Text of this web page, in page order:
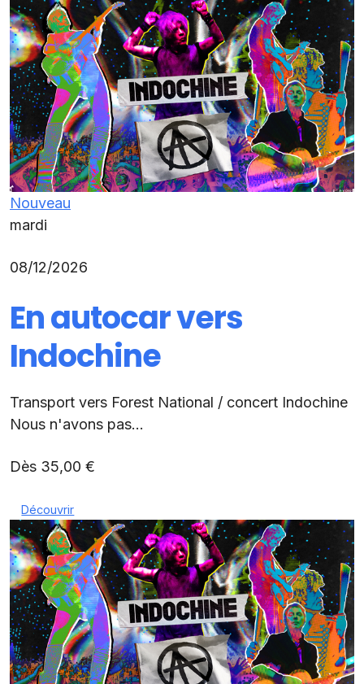
Nouveau
mardi
08/12/2026
En autocar vers
Indochine
Transport vers Forest National / concert Indochine
Nous n'avons pas...
Dès 35,00 €
Découvrir